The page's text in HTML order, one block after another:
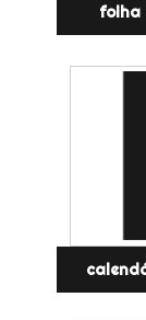
folha